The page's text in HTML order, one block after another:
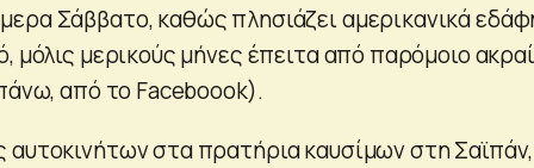
Σάββατο, καθώς πλησιάζει αμερικανικά
μόλις μερικούς μήνες έπειτα από παρόμοιο
από το Faceboook).
αυτοκινήτων στα πρατήρια καυσίμων στη Σαϊπάν,